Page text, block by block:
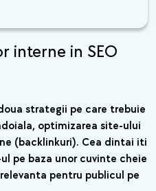
interne in SEO
strategii pe care trebuie
optimizarea site-ului
(backlinkuri). Cea dintai iti
pe baza unor cuvinte cheie
pentru publicul pe